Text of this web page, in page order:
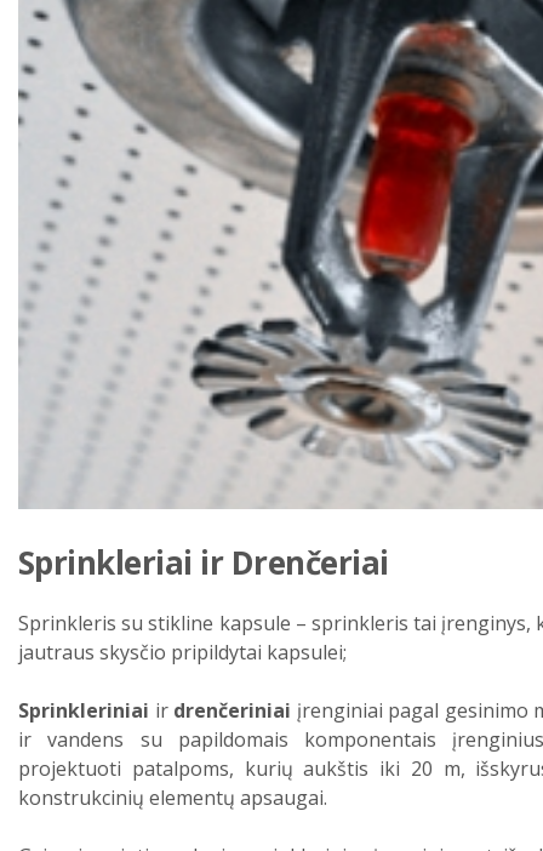
Sprinkleriai ir Drenčeriai
Sprinkleris su stikline kapsule – sprinkleris tai įrenginys,
jautraus skysčio pripildytai kapsulei;
Sprinkleriniai ir drenčeriniai įrenginiai pagal gesinimo
ir vandens su papildomais komponentais
projektuoti patalpoms, kurių aukštis iki 20 m,
konstrukcinių elementų apsaugai.